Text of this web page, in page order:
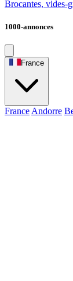
Brocantes, vides-
1000-annonces
France
France Andorre